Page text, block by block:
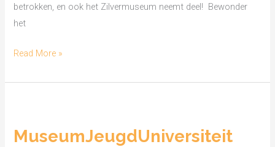
betrokken, en ook het Zilvermuseum neemt deel! Bewonder
het
Read More »
MuseumJeugdUniversiteit